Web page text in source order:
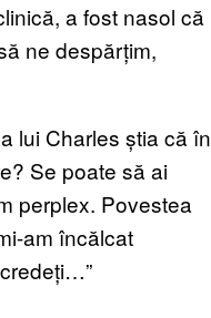
a fost nasol că
ne despărțim,
lui Charles știa că în
Se poate să ai
perplex. Povestea
am încălcat